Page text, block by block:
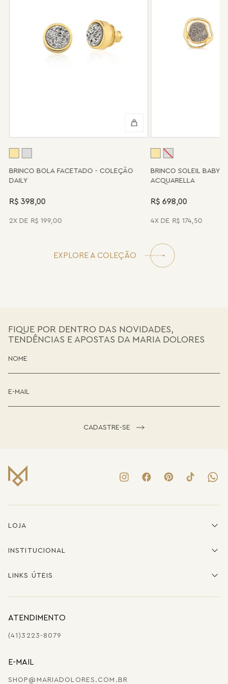
enviada novamente para a fábrica, e será cobrado apenas o
valor de custo do conserto e do frete.
Informe-se conosco sobre estes custos e sobre o prazo de
retorno, que pode variar conforme a região.
disposição para orientá-la e oferecer a melhor alternativa
BRINCO BOLA FACETADO - COLEÇÃO
DAILY
R$ 398,00
2 R$ 199,00
BRINCO SOLEIL BABY -
ACQUARELLA
R$ 698,00
4 R$ 174,50
EXPLORE A COLEÇÃO
FIQUE POR DENTRO DAS NOVIDADES,
TENDÊNCIAS E APOSTAS DA MARIA DOLORES
CADASTRE-SE
LOJA
INSTITUCIONAL
LINKS ÚTEIS
ATENDIMENTO
(41)3223-8079
E-MAIL
SHOP@MARIADOLORES.COM.BR